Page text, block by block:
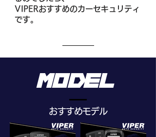
​VIPERおすすめのカーセキュリティ
です。
model
​おすすめモデル